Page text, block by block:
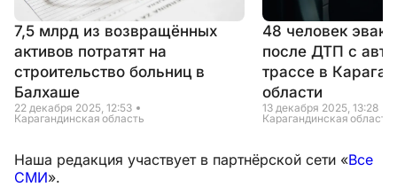
7,5 млрд из возвращённых
активов потратят на
строительство больниц в
Балхаше
22 декабря 2025, 12:53
Карагандинская область
48 человек
после ДТП с
трассе в
области
13 декабря 2025, 13:28
Карагандинская область
Наша редакция участвует в партнёрской сети «Все
СМИ».